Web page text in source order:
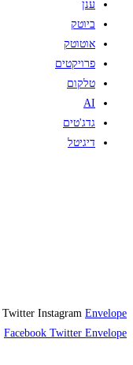
ענן
ביוטק
אוטוטק
פרויקטים
טלקום
AI
גדג'טים
דיגיטל
Twitter Instagram Envelope
Facebook Twitter Envelope